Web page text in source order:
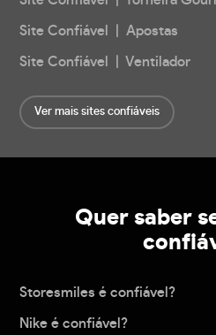
Site Confiável | Apostas
Site Confiável | Ventilador
Ver mais sites confiáveis
Quer saber
Storesmiles é confiável?
Nike é confiável?